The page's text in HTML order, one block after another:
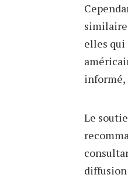
similaire
elles qui
informé,
Le
diffusion